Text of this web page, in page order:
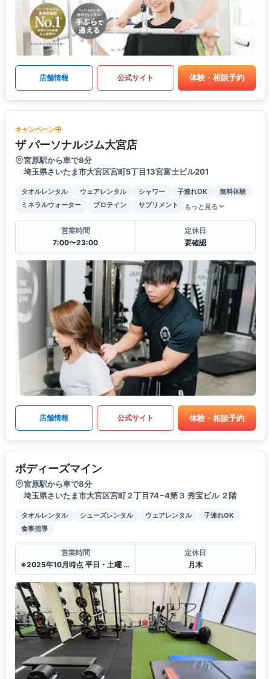
店舗情報 公式サイト 体験・相談予約
キャンペーン中
ザ パーソナルジム大宮店
宮原駅から車で8分
埼玉県さいたま市大宮区宮町5丁目13宮富士ビル201
タオルレンタル ウェアレンタル シャワー 子連れOK
無料体験
ミネラルウォーター
プロテイン サプリメント もっと見る
営業時間
7:00〜23:00
定休日
要確認
店舗情報 公式サイト 体験・相談予約
ボディーズマイン
宮原駅から車で8分
埼玉県さいたま市大宮区宮町２丁目74−4第３ 秀宝ビル ２階
タオルレンタル シューズレンタル ウェアレンタル
子連れOK
食事指導
営業時間
※2025年10月時点 平日・土曜 10〜20:00 日曜 10〜17:00
定休日
月木